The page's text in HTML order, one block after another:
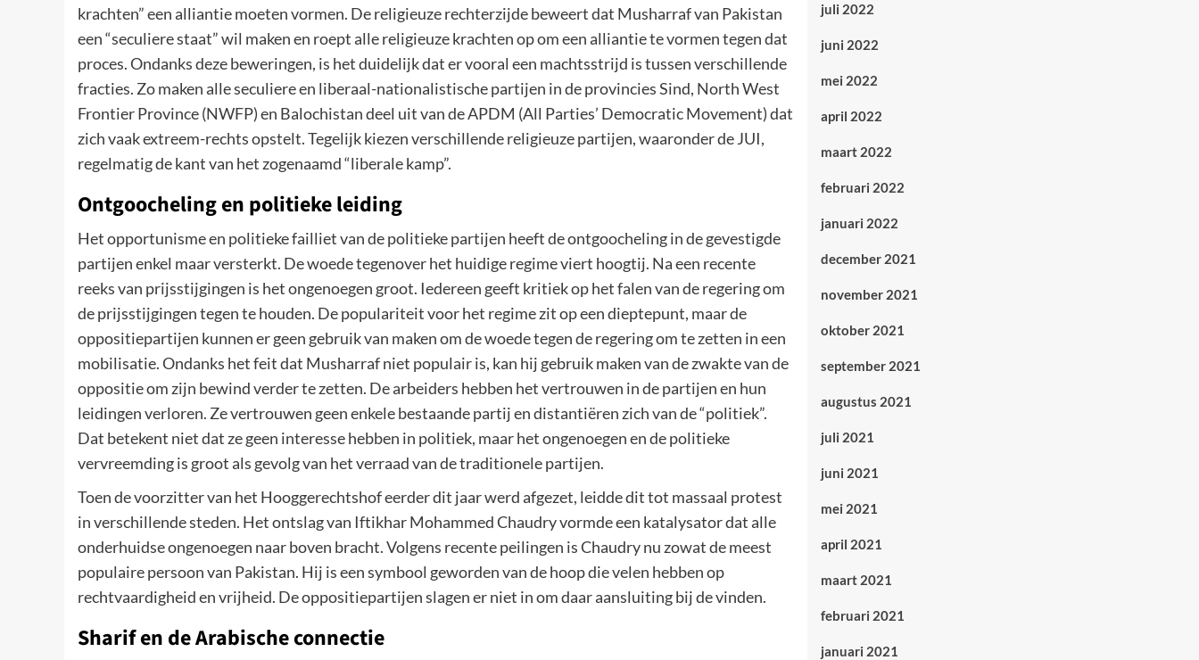
krachten” een alliantie moeten vormen. De religieuze rechterzijde beweert dat Musharraf van Pakistan
een “seculiere staat” wil maken en roept alle religieuze krachten op om een alliantie te vormen tegen dat
proces. Ondanks deze beweringen, is het duidelijk dat er vooral een machtsstrijd is tussen verschillende
fracties. Zo maken alle seculiere en liberaal-nationalistische partijen in de provincies Sind, North West
Frontier Province (NWFP) en Balochistan deel uit van de APDM (All Parties’ Democratic Movement) dat
zich vaak extreem-rechts opstelt. Tegelijk kiezen verschillende religieuze partijen, waaronder de JUI,
regelmatig de kant van het zogenaamd “liberale kamp”.
Ontgoocheling en politieke leiding
Het opportunisme en politieke failliet van de politieke partijen heeft de ontgoocheling in de gevestigde
partijen enkel maar versterkt. De woede tegenover het huidige regime viert hoogtij. Na een recente
reeks van prijsstijgingen is het ongenoegen groot. Iedereen geeft kritiek op het falen van de regering om
de prijsstijgingen tegen te houden. De populariteit voor het regime zit op een dieptepunt, maar de
oppositiepartijen kunnen er geen gebruik van maken om de woede tegen de regering om te zetten in een
mobilisatie. Ondanks het feit dat Musharraf niet populair is, kan hij gebruik maken van de zwakte van de
oppositie om zijn bewind verder te zetten. De arbeiders hebben het vertrouwen in de partijen en hun
leidingen verloren. Ze vertrouwen geen enkele bestaande partij en distantiëren zich van de “politiek”.
Dat betekent niet dat ze geen interesse hebben in politiek, maar het ongenoegen en de politieke
vervreemding is groot als gevolg van het verraad van de traditionele partijen.
Toen de voorzitter van het Hooggerechtshof eerder dit jaar werd afgezet, leidde dit tot massaal protest
in verschillende steden. Het ontslag van Iftikhar Mohammed Chaudry vormde een katalysator dat alle
onderhuidse ongenoegen naar boven bracht. Volgens recente peilingen is Chaudry nu zowat de meest
populaire persoon van Pakistan. Hij is een symbool geworden van de hoop die velen hebben op
rechtvaardigheid en vrijheid. De oppositiepartijen slagen er niet in om daar aansluiting bij de vinden.
Sharif en de Arabische connectie
juli 2022
juni 2022
mei 2022
april 2022
maart 2022
februari 2022
januari 2022
december 2021
november 2021
oktober 2021
september 2021
augustus 2021
juli 2021
juni 2021
mei 2021
april 2021
maart 2021
februari 2021
januari 2021